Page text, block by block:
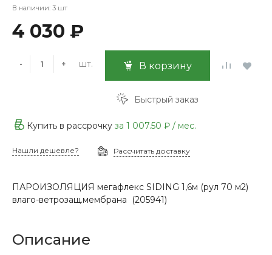
В наличии: 3 шт
4 030 ₽
- + шт. В корзину
Быстрый заказ
Купить в рассрочку за 1 007.50 ₽ / мес.
Нашли дешевле? Рассчитать доставку
ПАРОИЗОЛЯЦИЯ мегафлекс SIDING 1,6м (рул 70 м2)
влаго-ветрозащ.мембрана (205941)
Описание